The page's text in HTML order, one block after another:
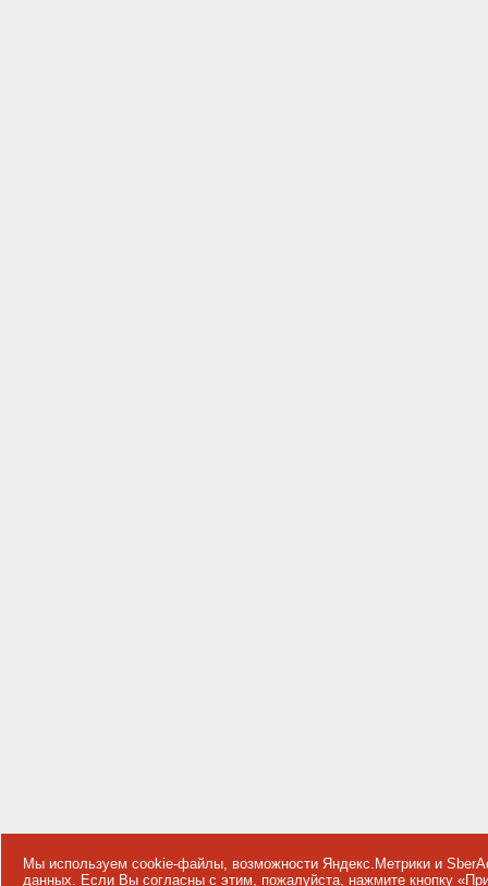
Мы используем cookie-файлы, возможности Яндекс.Метрики и
данных. Если Вы согласны с этим, пожалуйста, нажмите кнопку